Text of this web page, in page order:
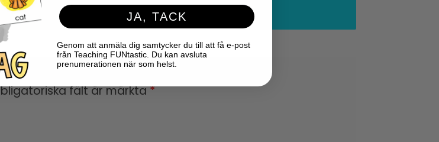
fält är märkta*
JA, TACK
Genom att anmäla dig samtycker du till att få e-post
från Teaching FUNtastic. Du kan avsluta
prenumerationen när som helst.